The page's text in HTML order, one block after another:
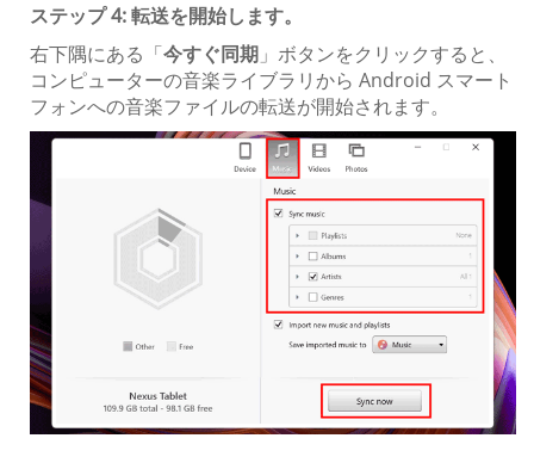
ステップ 4: 転送を開始します。
右下隅にある「今すぐ同期 」ボタンをクリックすると、
コンピューターの音楽ライブラリから Android スマート
フォンへの音楽ファイルの転送が開始されます。